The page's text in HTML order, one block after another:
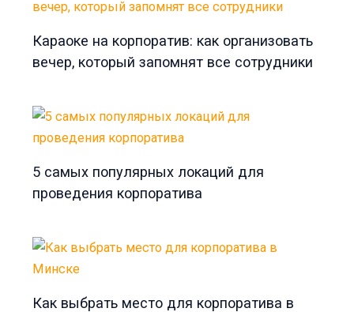
Караоке на корпоратив: как организовать
вечер, который запомнят все сотрудники
5 самых популярных локаций для
проведения корпоратива
Как выбрать место для корпоратива в